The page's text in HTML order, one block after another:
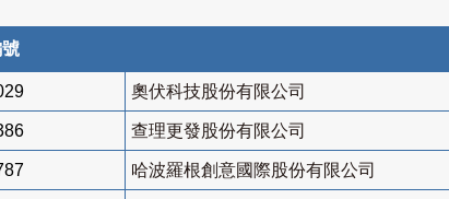
奧伏科技股份有限公司
查理更發股份有限公司
哈波羅根創意國際股份有限公司